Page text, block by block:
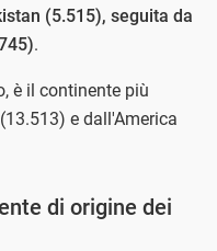
(5.515), seguita da
.
è il continente più
e dall'America
di origine dei